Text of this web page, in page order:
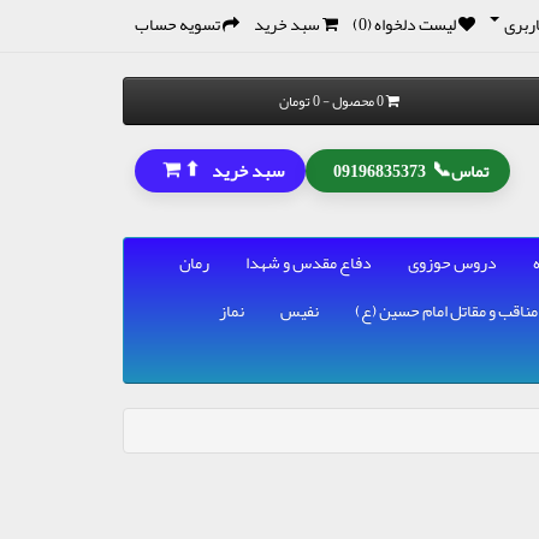
لیست دلخواه (0) سبد خرید تسویه حساب
0 محصول - 0 تومان
تماس📞
09196835373 سبد خرید ⬆
دروس حوزوی دفاع مقدس و شهدا
رمان
مناقب و مقاتل امام حسین (ع)
نفیس نماز